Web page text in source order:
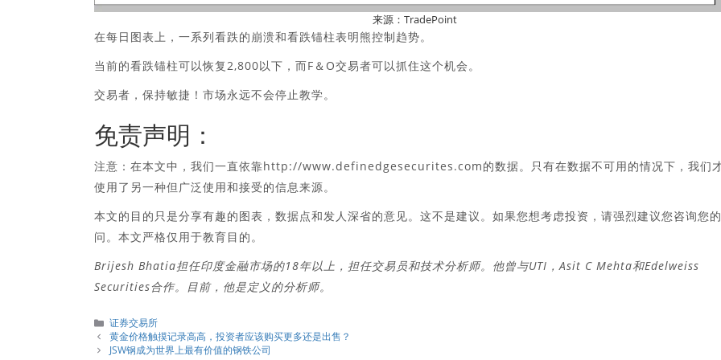
来源：TradePoint
在每日图表上，一系列看跌的崩溃和看跌锚柱表明熊控制趋势。
当前的看跌锚柱可以恢复2,800以下，而F＆O交易者可以抓住这个机会。
交易者，保持敏捷！市场永远不会停止教学。
免责声明：
注意：在本文中，我们一直依靠http://www.definedgesecurites.com的数据。只有在数据不可用的情况下，我们
使用了另一种但广泛使用和接受的信息来源。
本文的目的只是分享有趣的图表，数据点和发人深省的意见。这不是建议。如果您想考虑投资，请强烈建议您咨询您
问。本文严格仅用于教育目的。
Brijesh Bhatia担任印度金融市场的18年以上，担任交易员和技术分析师。他曾与UTI，Asit C Mehta和Edelweiss
Securities合作。目前，他是定义的分析师。
分
類
证券交易所
黄金价格触摸记录高高，投资者应该购买更多还是出售？
JSW钢成为世界上最有价值的钢铁公司